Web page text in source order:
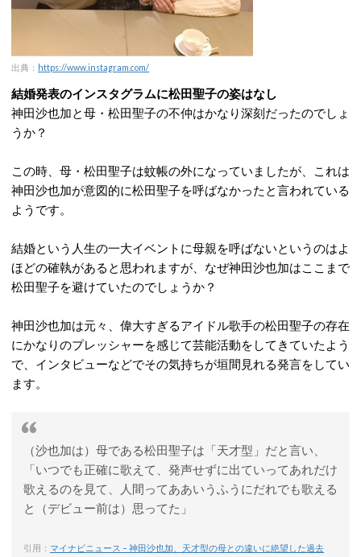
出典： https://www.instagram.com/
結婚発表のインスタグラムに松田聖子の姿はなし
神田沙也加と母・松田聖子の不仲はかなり深刻だったのでしょ
うか？
この時、母・松田聖子は蚊帳の外になっていましたが、これは
神田沙也加が意図的に松田聖子を呼ばなかったと言われている
ようです。
結婚という人生の一大イベントに母親を呼ばないというのはよ
ほどの確執があると思われますが、なぜ神田沙也加はここまで
松田聖子を避けていたのでしょうか？
神田沙也加は元々、偉大すぎるアイドル歌手の松田聖子の存在
にかなりのプレッシャーを感じて芸能活動をしてきていたよう
で、インタビューなどでその気持ちが垣間見れる発言をしてい
ます。
（沙也加は）母である松田聖子は「天才型」だと言い、
「いつでも正確に歌えて、発声せずに出ていってあれだけ
歌えるのを見て、人間ってああいうふうにだれでも歌える
と（デビュー前は）思ってた」
引用： マイナビニュース – 神田沙也加、天才型の母との違いに絶望した過去